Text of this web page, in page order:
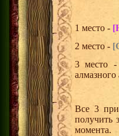
1 место -
2 место -
3 место -
алмазного
Все 3
получить
момента.